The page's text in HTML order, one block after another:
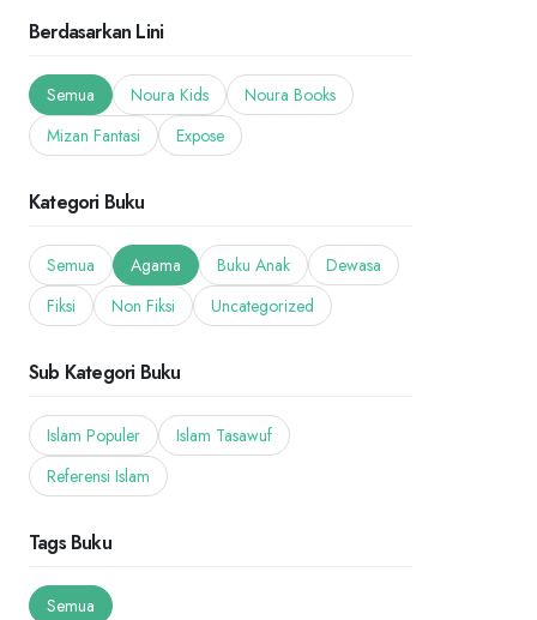
Berdasarkan Lini
Semua Noura Kids
Noura Books
Mizan Fantasi
Expose
Kategori Buku
Semua Agama Buku Anak
Dewasa
Fiksi
Non Fiksi Uncategorized
Sub Kategori Buku
Islam Populer
Islam Tasawuf
Referensi Islam
Tags Buku
Semua